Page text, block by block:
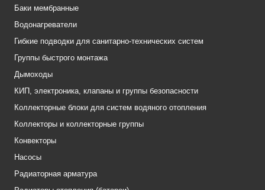
Баки мембранные
Водонагреватели
Гибкие подводки для санитарно-технических систем
Группы быстрого монтажа
Дымоходы
КИП, электроника, клапаны и группы безопасности
Коллекторные блоки для систем водяного отопления
Коллекторы и коллекторные группы
Конвекторы
Насосы
Радиаторная арматура